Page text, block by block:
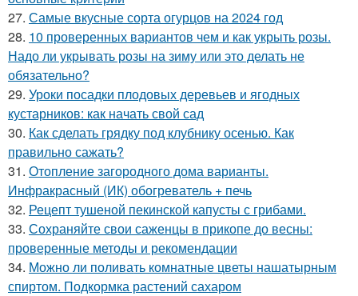
27. Самые вкусные сорта огурцов на 2024 год
28. 10 проверенных вариантов чем и как укрыть розы.
Надо ли укрывать розы на зиму или это делать не
обязательно?
29. Уроки посадки плодовых деревьев и ягодных
кустарников: как начать свой сад
30. Как сделать грядку под клубнику осенью. Как
правильно сажать?
31. Отопление загородного дома варианты.
Инфракрасный (ИК) обогреватель + печь
32. Рецепт тушеной пекинской капусты с грибами.
33. Сохраняйте свои саженцы в прикопе до весны:
проверенные методы и рекомендации
34. Можно ли поливать комнатные цветы нашатырным
спиртом. Подкормка растений сахаром